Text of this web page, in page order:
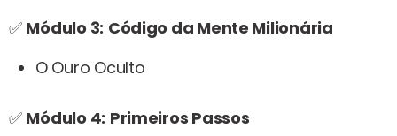
✅ Módulo 3: Código da Mente Milionária
O Ouro Oculto
✅ Módulo 4: Primeiros Passos